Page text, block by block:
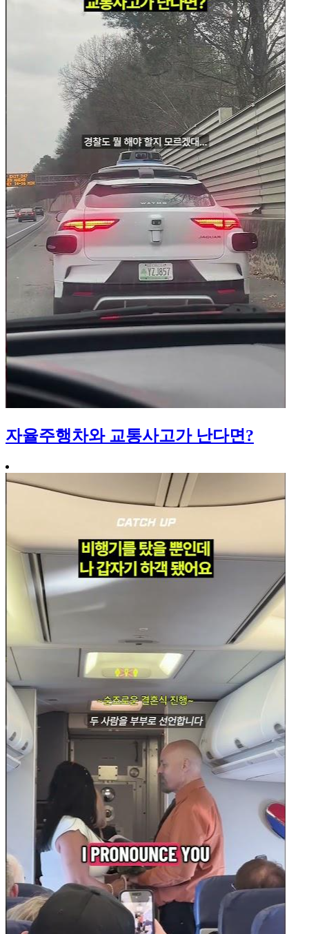
자율주행차와 교통사고가 난다면?